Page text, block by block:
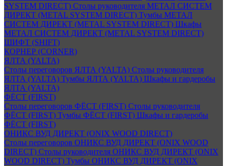
SYSTEM DIRECT) Столы руководителя МЕТАЛ СИСТЕМ
ДИРЕКТ (METAL SYSTEM DIRECT) Тумбы МЕТАЛ
СИСТЕМ ДИРЕКТ (METAL SYSTEM DIRECT) Шкафы
МЕТАЛ СИСТЕМ ДИРЕКТ (METAL SYSTEM DIRECT)
ШИФТ (SHIFT)
КОРНЕР (CORNER)
ЯЛТА (YALTA)
Столы переговоров ЯЛТА (YALTA) Столы руководителя
ЯЛТА (YALTA) Тумбы ЯЛТА (YALTA) Шкафы и гардеробы
ЯЛТА (YALTA)
ФЁСТ (FIRST)
Столы переговоров ФЁСТ (FIRST) Столы руководителя
ФЁСТ (FIRST) Тумбы ФЁСТ (FIRST) Шкафы и гардеробы
ФЁСТ (FIRST)
ОНИКС ВУД ДИРЕКТ (ONIX WOOD DIRECT)
Столы переговоров ОНИКС ВУД ДИРЕКТ (ONIX WOOD
DIRECT) Столы руководителя ОНИКС ВУД ДИРЕКТ (ONIX
WOOD DIRECT) Тумбы ОНИКС ВУД ДИРЕКТ (ONIX